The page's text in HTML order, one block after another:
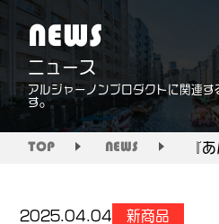
NEWS
ニュース
アルジャーノンプロダクトに関連
す。
TOP NEWS
2025.04.04 新商品